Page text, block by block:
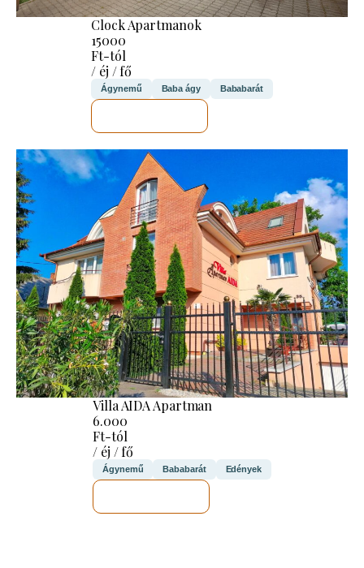
Clock Apartmanok
15000
Ft-tól
/ éj / fő
Ágynemű Baba ágy Bababarát
Villa AIDA Apartman
6.000
Ft-tól
/ éj / fő
Ágynemű Bababarát Edények